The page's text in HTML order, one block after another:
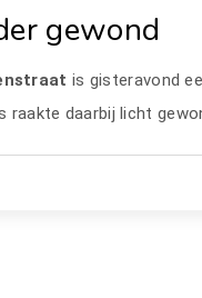
gewond
is gisteravond
daarbij licht